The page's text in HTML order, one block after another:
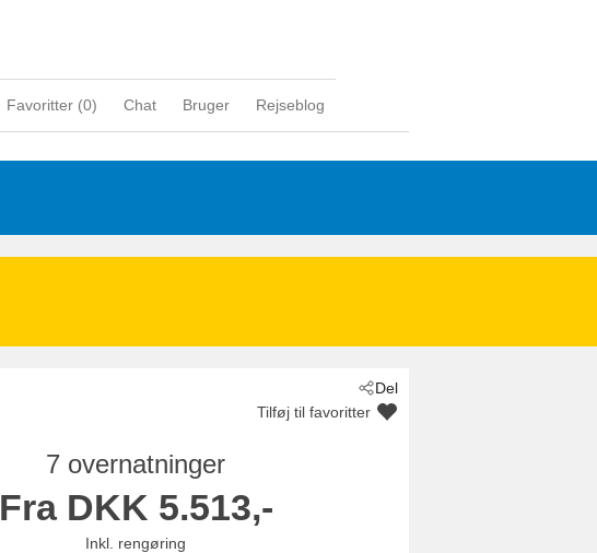
Favoritter (0) Chat Bruger Rejseblog
Del
Tilføj til favoritter
7 overnatninger
Fra DKK 5.513,-
Inkl. rengøring